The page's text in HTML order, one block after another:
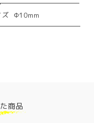
ズ Φ10mm
商品